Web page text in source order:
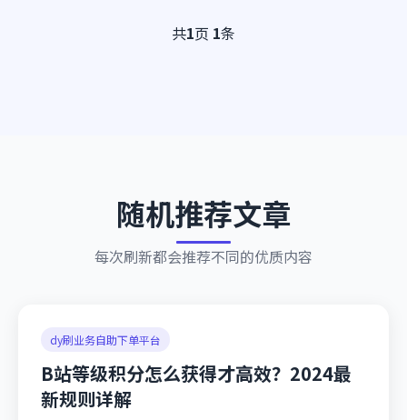
共1页 1条
随机推荐文章
每次刷新都会推荐不同的优质内容
dy刷业务自助下单平台
B站等级积分怎么获得才高效？2024最
新规则详解